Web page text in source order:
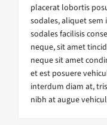
placerat lobortis
sodales, aliquet sem
sodales facilisis
neque, sit amet
neque sit amet
et est posuere
interdum diam at,
nibh at augue